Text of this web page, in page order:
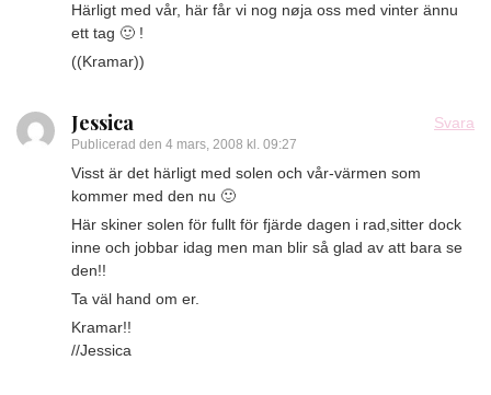
Härligt med vår, här får vi nog nøja oss med vinter ännu
ett tag 🙂 !
((Kramar))
Jessica
Publicerad den 4 mars, 2008 kl. 09:27
Svara
Visst är det härligt med solen och vår-värmen som
kommer med den nu 🙂
Här skiner solen för fullt för fjärde dagen i rad,sitter dock
inne och jobbar idag men man blir så glad av att bara se
den!!
Ta väl hand om er.
Kramar!!
//Jessica